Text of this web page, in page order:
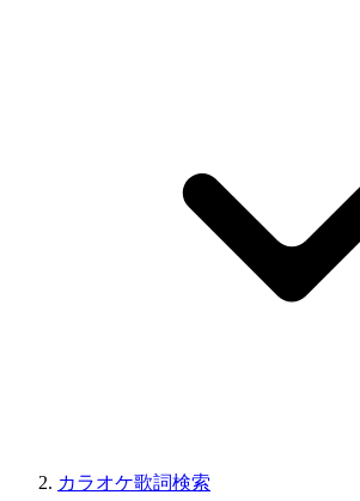
カラオケ歌詞検索